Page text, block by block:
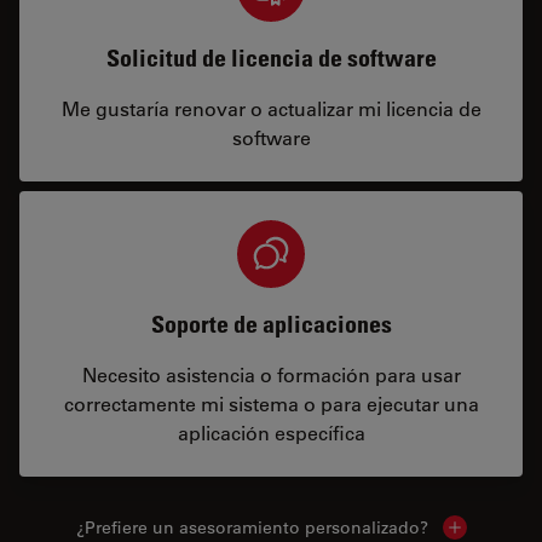
Solicitud de licencia de software
Me gustaría renovar o actualizar mi licencia de
software
Soporte de aplicaciones
Necesito asistencia o formación para usar
correctamente mi sistema o para ejecutar una
aplicación específica
¿Prefiere un asesoramiento personalizado? Show local